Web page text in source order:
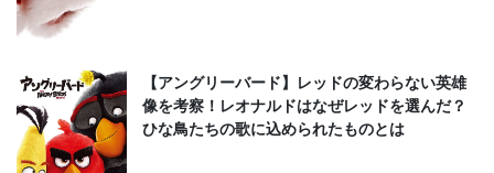
【アングリーバード】レッドの変わらない英雄
像を考察！レオナルドはなぜレッドを選んだ？
ひな鳥たちの歌に込められたものとは